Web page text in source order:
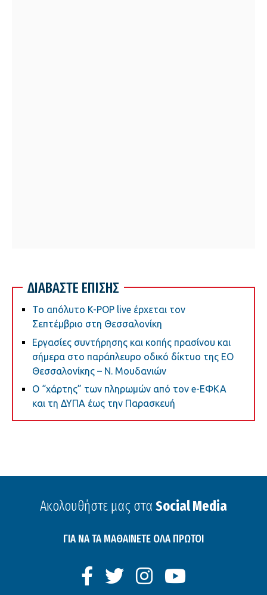
ΔΙΑΒΑΣΤΕ ΕΠΙΣΗΣ
Το απόλυτο K-POP live έρχεται τον
Σεπτέμβριο στη Θεσσαλονίκη
Εργασίες συντήρησης και κοπής πρασίνου και
σήμερα στο παράπλευρο οδικό δίκτυο της ΕΟ
Θεσσαλονίκης – Ν. Μουδανιών
Ο “χάρτης” των πληρωμών από τον e-ΕΦΚΑ
και τη ΔΥΠΑ έως την Παρασκευή
Ακολουθήστε μας στα Social Media
ΓΙΑ ΝΑ ΤΑ ΜΑΘΑΙΝΕΤΕ ΟΛΑ ΠΡΩΤΟΙ